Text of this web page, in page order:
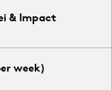
& Impact
week)